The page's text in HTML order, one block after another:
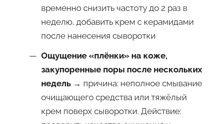
временно снизить частоту до 2 раз в
неделю, добавить крем с керамидами
после нанесения сыворотки
Ощущение «плёнки» на коже,
закупоренные поры после нескольких
недель → причина: неполное смывание
очищающего средства или тяжёлый
крем поверх сыворотки. Действие: